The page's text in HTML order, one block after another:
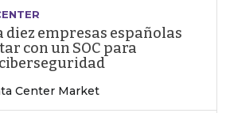
diez empresas españolas
con un SOC para
Center Market